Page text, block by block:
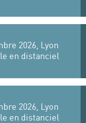
2026, Lyon
en distanciel
2026, Lyon
en distanciel